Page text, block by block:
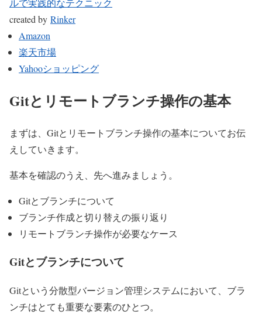
ルで実践的なテクニック
created by Rinker
Amazon
楽天市場
Yahooショッピング
Gitとリモートブランチ操作の基本
まずは、Gitとリモートブランチ操作の基本についてお伝
えしていきます。
基本を確認のうえ、先へ進みましょう。
Gitとブランチについて
ブランチ作成と切り替えの振り返り
リモートブランチ操作が必要なケース
Gitとブランチについて
Gitという分散型バージョン管理システムにおいて、ブラ
ンチはとても重要な要素のひとつ。